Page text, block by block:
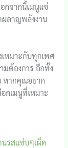
กจากนี้เมนูแซ่
ผลาญพลังงาน
หมาะกับทุกเพศ
มต้องการ อีกทั้ง
หากคุณอยาก
กเมนูที่เหมาะ
นรสแซ่บๆเผ็ด